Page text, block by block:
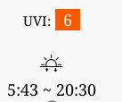
UVI: 6
5:43 ~ 20:30